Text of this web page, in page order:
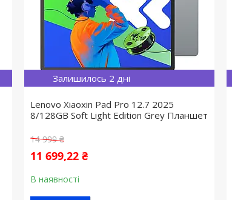
Залишилось 2 дні
Lenovo Xiaoxin Pad Pro 12.7 2025
8/128GB Soft Light Edition Grey Планшет
14 999 ₴
11 699,22 ₴
В наявності